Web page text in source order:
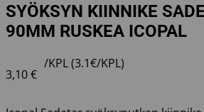
SYÖKSYN KIINNIKE
90MM RUSKEA ICOPAL
3,10€
/KPL (3.1€/KPL)